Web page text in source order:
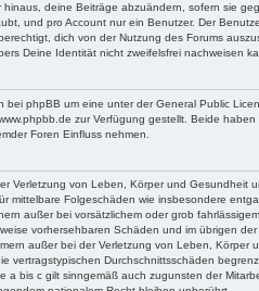
deine Beiträge abzuändern, sofern sie
und pro Account nur ein Benutzer. Der
dich von der Nutzung des Forums
Deine Identität nicht zweifelsfrei nachweisen
bei phpBB um eine unter der General Public
zur Verfügung gestellt. Beide
Foren Einfluss nehmen.
Verletzung von Leben, Körper und Gesundheit
mittelbare Folgeschäden wie insbesondere
außer bei vorsätzlichem oder grob
vorhersehbaren Schäden und im übrigen
außer bei der Verletzung von Leben, Körper
vertragstypischen Durchschnittsschäden
a bis c gilt sinngemäß auch zugunsten der